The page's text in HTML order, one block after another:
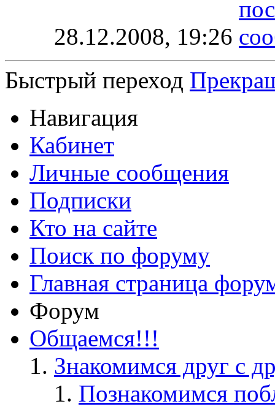
28.12.2008, 19:26
Быстрый переход
Навигация
Кабинет
Личные сообщения
Подписки
Кто на сайте
Поиск по форуму
Главная страница
Форум
Общаемся!!!
Знакомимся друг с
Познакомимся